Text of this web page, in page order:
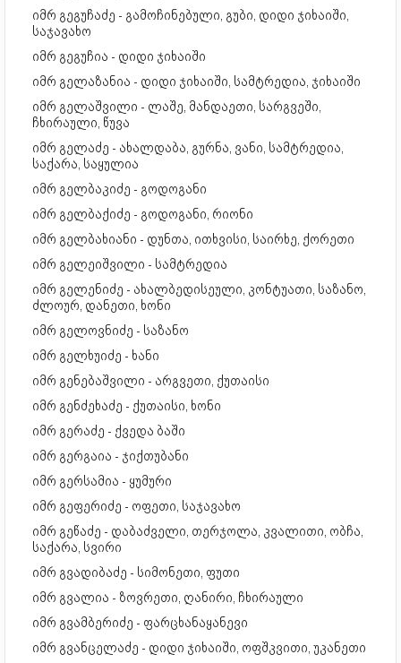
იმრ გეგუჩაძე - გამოჩინებული, გუბი, დიდი ჯიხაიში,
საჯავახო
იმრ გეგუჩია - დიდი ჯიხაიში
იმრ გელაზანია - დიდი ჯიხაიში, სამტრედია, ჯიხაიში
იმრ გელაშვილი - ლაშე, მანდაეთი, სარგვეში,
ჩხირაული, წუვა
იმრ გელაძე - ახალდაბა, გურნა, ვანი, სამტრედია,
საქარა, საყულია
იმრ გელბაკიძე - გოდოგანი
იმრ გელბაქიძე - გოდოგანი, რიონი
იმრ გელბახიანი - დუნთა, ითხვისი, საირხე, ქორეთი
იმრ გელეიშვილი - სამტრედია
იმრ გელენიძე - ახალბედისეული, კონტუათი, საზანო,
ძლოურ, დანეთი, ხონი
იმრ გელოვნიძე - საზანო
იმრ გელხუიძე - ხანი
იმრ გენებაშვილი - არგვეთი, ქუთაისი
იმრ გენძეხაძე - ქუთაისი, ხონი
იმრ გერაძე - ქვედა ბაში
იმრ გერგაია - ჯიქთუბანი
იმრ გერსამია - ყუმური
იმრ გეფერიძე - ოფეთი, საჯავახო
იმრ გეწაძე - დაბაძველი, თერჯოლა, კვალითი, ობჩა,
საქარა, სვირი
იმრ გვადიბაძე - სიმონეთი, ფუთი
იმრ გვალია - ზოვრეთი, ღანირი, ჩხირაული
იმრ გვამბერიძე - ფარცხანაყანევი
იმრ გვანცელაძე - დიდი ჯიხაიში, ოფშკვითი, უკანეთი